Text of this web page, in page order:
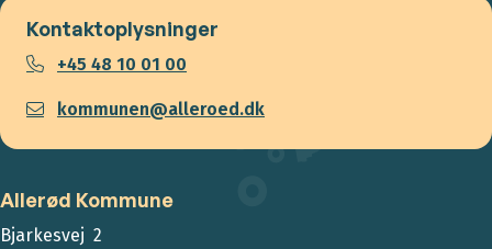
Kontaktoplysninger
+45 48 10 01 00
kommunen@alleroed.dk
Allerød Kommune
Bjarkesvej 2